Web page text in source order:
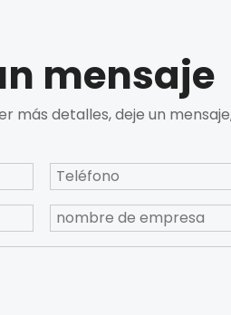
mensaje
más detalles, deje un